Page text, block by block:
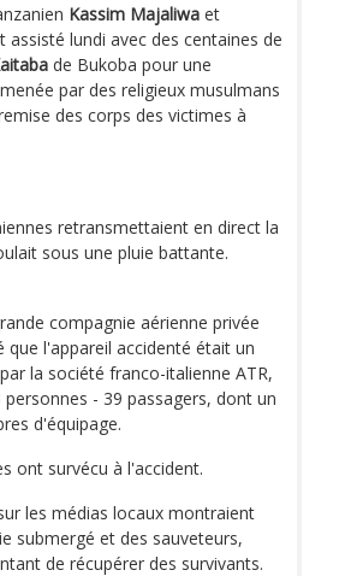
Kassim Majaliwa et
assisté lundi avec des centaines de
de Bukoba pour une
par des religieux musulmans
des corps des victimes à
retransmettaient en direct la
sous une pluie battante.
compagnie aérienne privée
que l'appareil accidenté était un
la société franco-italienne ATR,
- 39 passagers, dont un
d'équipage.
ont survécu à l'accident.
les médias locaux montraient
submergé et des sauveteurs,
de récupérer des survivants.